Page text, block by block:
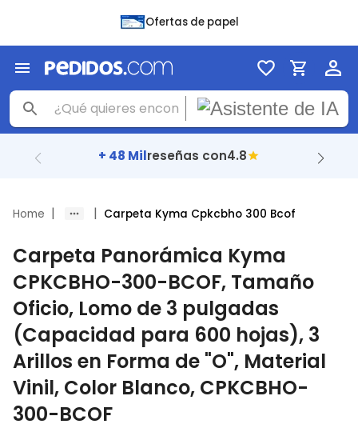
Ofertas de papel
+ 48 Milreseñas con4.8
Home | | Carpeta Kyma Cpkcbho 300 Bcof
Carpeta Panorámica Kyma
CPKCBHO-300-BCOF, Tamaño
Oficio, Lomo de 3 pulgadas
(Capacidad para 600 hojas), 3
Arillos en Forma de "O", Material
Vinil, Color Blanco, CPKCBHO-
300-BCOF